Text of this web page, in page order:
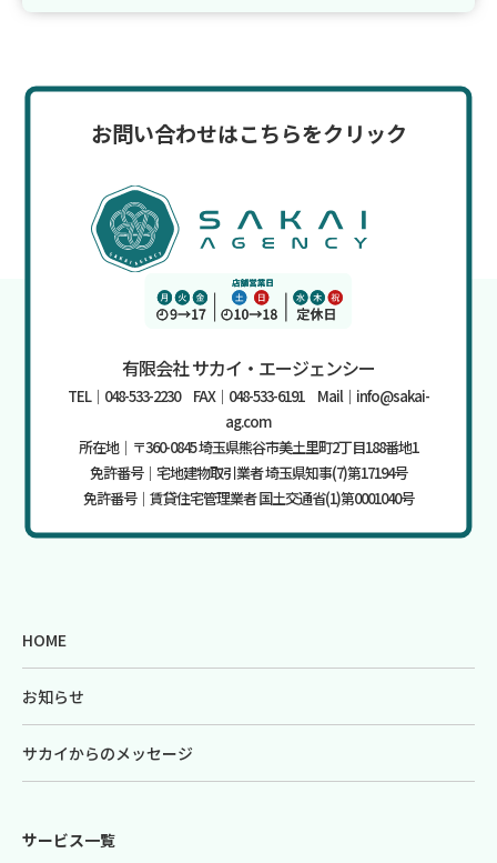
お問い合わせはこちらをクリック
有限会社 サカイ・エージェンシー
TEL｜048-533-2230 FAX｜048-533-6191 Mail｜info@sakai-
ag.com
所在地｜〒360-0845 埼玉県熊谷市美土里町2丁目188番地1
免許番号｜宅地建物取引業者 埼玉県知事(7)第17194号
免許番号｜賃貸住宅管理業者 国土交通省(1)第0001040号
HOME
お知らせ
サカイからのメッセージ
サービス一覧